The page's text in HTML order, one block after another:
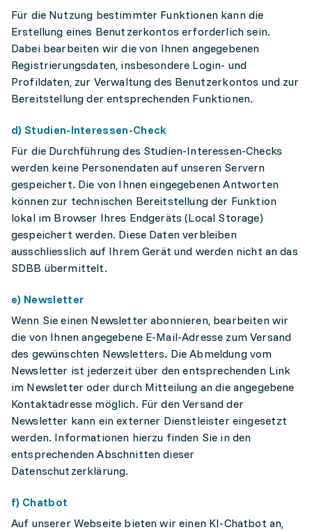
Für die Nutzung bestimmter Funktionen kann die
Erstellung eines Benutzerkontos erforderlich sein.
Dabei bearbeiten wir die von Ihnen angegebenen
Registrierungsdaten, insbesondere Login- und
Profildaten, zur Verwaltung des Benutzerkontos und zur
Bereitstellung der entsprechenden Funktionen.
d) Studien-Interessen-Check
Für die Durchführung des Studien-Interessen-Checks
werden keine Personendaten auf unseren Servern
gespeichert. Die von Ihnen eingegebenen Antworten
können zur technischen Bereitstellung der Funktion
lokal im Browser Ihres Endgeräts (Local Storage)
gespeichert werden. Diese Daten verbleiben
ausschliesslich auf Ihrem Gerät und werden nicht an das
SDBB übermittelt.
e) Newsletter
Wenn Sie einen Newsletter abonnieren, bearbeiten wir
die von Ihnen angegebene E-Mail-Adresse zum Versand
des gewünschten Newsletters. Die Abmeldung vom
Newsletter ist jederzeit über den entsprechenden Link
im Newsletter oder durch Mitteilung an die angegebene
Kontaktadresse möglich. Für den Versand der
Newsletter kann ein externer Dienstleister eingesetzt
werden. Informationen hierzu finden Sie in den
entsprechenden Abschnitten dieser
Datenschutzerklärung.
f) Chatbot
Auf unserer Webseite bieten wir einen KI-Chatbot an,